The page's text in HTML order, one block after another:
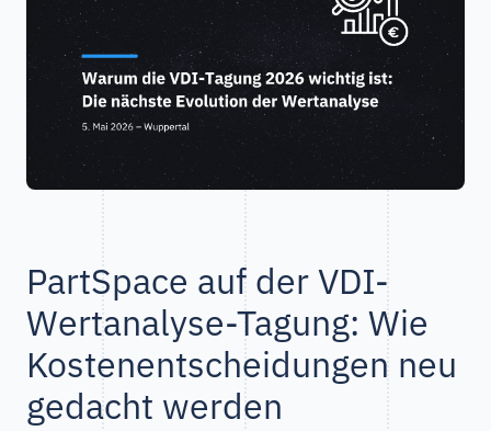
PartSpace auf der VDI-
Wertanalyse-Tagung: Wie
Kostenentscheidungen neu
gedacht werden